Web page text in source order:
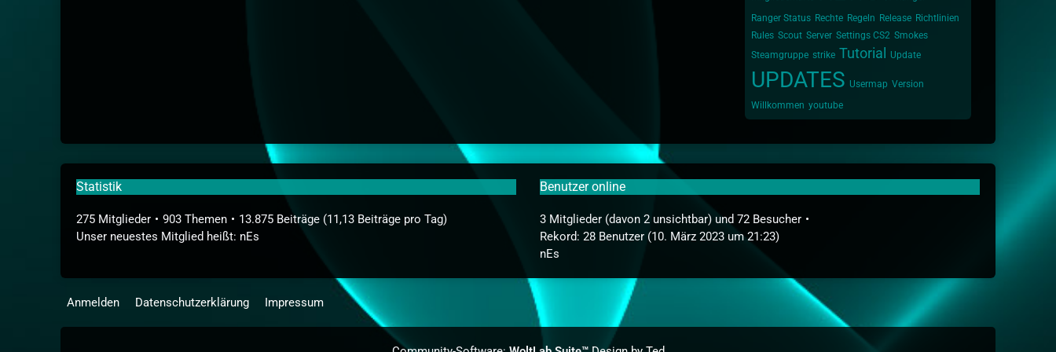
Ranger Status Rechte Regeln Release Richtlinien
Rules Scout Server Settings CS2 Smokes
Steamgruppe strike Tutorial Update
UPDATES Usermap Version
Willkommen youtube
Statistik
275 Mitglieder 903 Themen
13.875 Beiträge (11,13 Beiträge pro Tag)
Unser neuestes Mitglied heißt: nEs
Benutzer online
3 Mitglieder (davon 2 unsichtbar) und 72 Besucher
Rekord: 28 Benutzer (10. März 2023 um 21:23)
nEs
Anmelden Datenschutzerklärung Impressum